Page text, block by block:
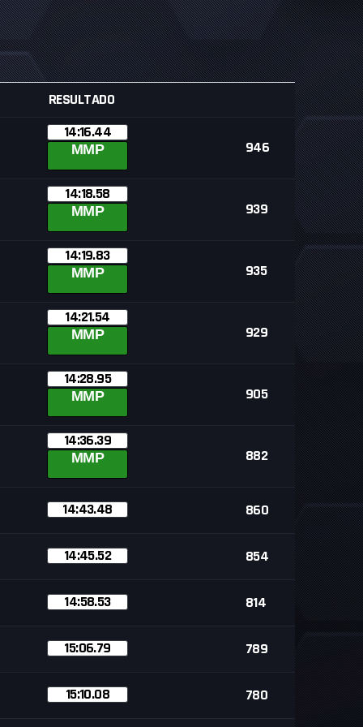
RESULTADO
14:16.44
MMP 946
14:18.58
MMP 939
14:19.83
MMP 935
14:21.54
MMP 929
14:28.95
MMP 905
14:36.39
MMP 882
14:43.48 860
14:45.52 854
14:58.53 814
15:06.79 789
15:10.08 780